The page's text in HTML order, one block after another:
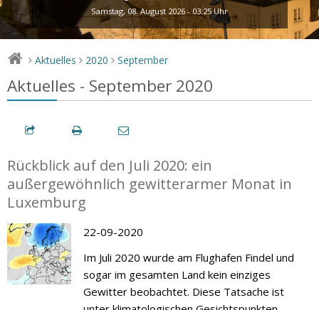
Samstag, 08. August 2026 - 03:25 Uhr
> Aktuelles > 2020 > September
Aktuelles - September 2020
Rückblick auf den Juli 2020: ein
außergewöhnlich gewitterarmer Monat in
Luxemburg
22-09-2020
Im Juli 2020 wurde am Flughafen Findel und
sogar im gesamten Land kein einziges
Gewitter beobachtet. Diese Tatsache ist